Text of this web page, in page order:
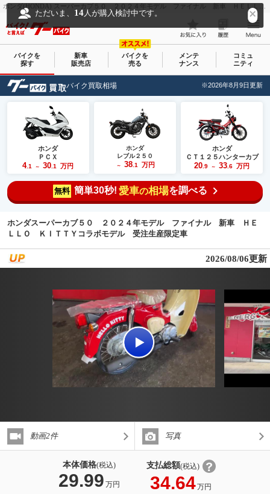
ホンダ(HONDA) スーパーカブ５０ ２０２４年モデル ファイナル 新車 ＨＥＬＬＯ ＫＩＴＴＹコラボモデル 受注生産限定車｜エナジーモータースタイル｜新車・中古バイクなら【グーバイク(GooBike)】
ただいま、 14人が購入検討中です。
バイクを
探す
新車
販売店
バイクを
売る
メンテ
ナンス
コミュ
ニティ
バイク買取相場 ※2026年8月9日更新
ホンダ
ＰＣＸ
4.1 ～ 30 .1 万円
ホンダ
レブル２５０
～ 38.1 万円
ホンダ
ＣＴ１２５ハンターカブ
20 .9 ～ 33 .6 万円
無料 簡単30秒! 愛車の相場を調べる
ホンダスーパーカブ５０ ２０２４年モデル ファイナル 新車 ＨＥ
ＬＬＯ ＫＩＴＴＹコラボモデル 受注生産限定車
2026/08/06更新
動画2件 写真
本体価格(税込)
29.99 万円
支払総額(税込)
34.64万円